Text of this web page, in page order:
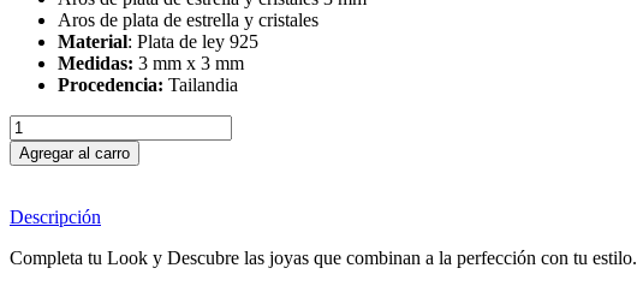
Aros de plata de estrella y cristales
Material: Plata de ley 925
Medidas: 3 mm x 3 mm
Procedencia: Tailandia
Agregar al carro
Descripción
Completa tu Look y Descubre las joyas que combinan a la perfección con tu estilo.